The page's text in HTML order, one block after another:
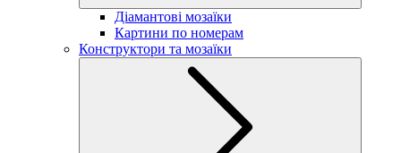
Діамантові мозаїки
Картини по номерам
Конструктори та мозаїки